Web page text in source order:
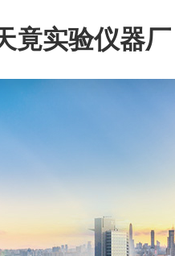
竟实验仪器厂